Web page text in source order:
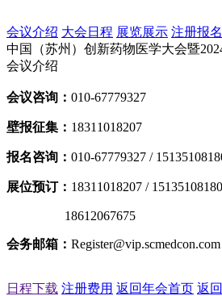
会议介绍 大会日程 展览展示 注册报名
中国（苏州）创新药物医学大会暨
会议介绍
会议咨询： 010-67779327
壁报征集： 18311018207
报名咨询： 010-67779327 /
展位预订： 18311018207 / 15135108180
18612067675
会务邮箱： Register@vip.scmedcon.com
日程下载 注册费用 返回年会首页 返